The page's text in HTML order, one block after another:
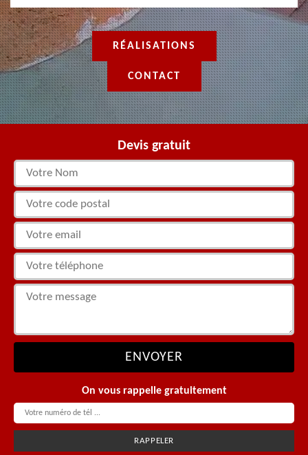
RÉALISATIONS
CONTACT
Devis gratuit
On vous rappelle gratuitement